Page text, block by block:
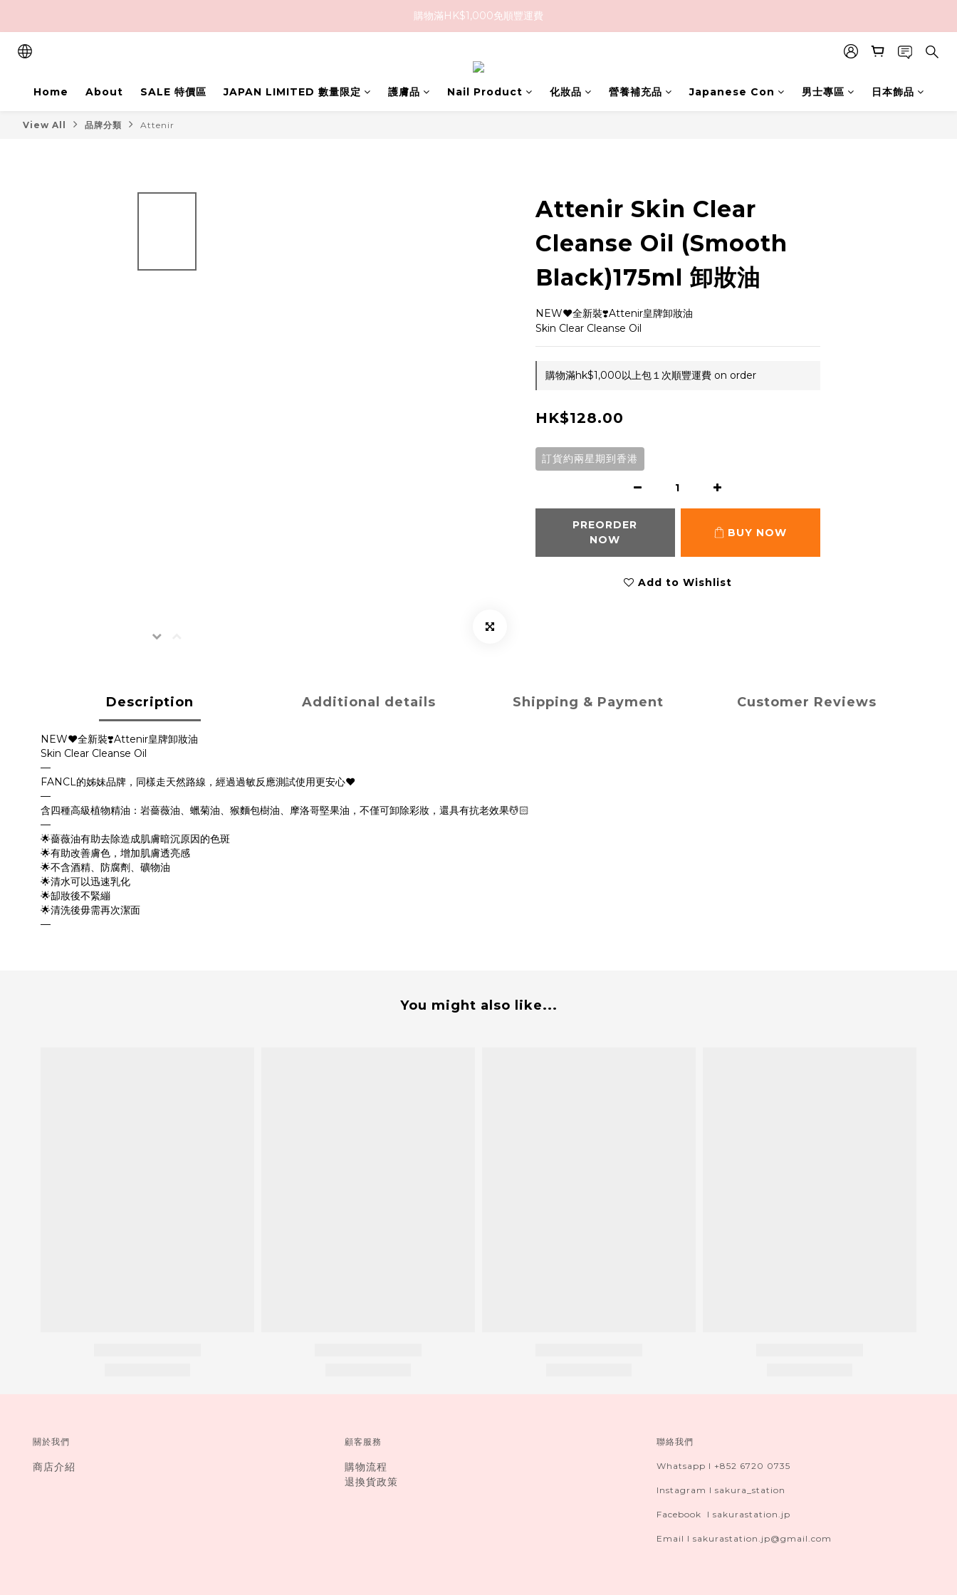
購物滿HK$1,000免順豐運費
購物滿HK$1,000免順豐運費
Home
About SALE 特價區 JAPAN LIMITED 數量限定 護膚品 Nail Product 化妝品 營養補充品 Japanese Con 男士專區 日本飾品
View All 品牌分類 Attenir
Attenir Skin Clear
Cleanse Oil (Smooth
Black)175ml 卸妝油
NEW❤️全新裝❣️Attenir皇牌卸妝油
Skin Clear Cleanse Oil
購物滿hk$1,000以上包１次順豐運費 on order
HK$128.00
訂貨約兩星期到香港
PREORDER
NOW
BUY NOW
Add to Wishlist
Description Additional details Shipping & Payment Customer Reviews
NEW❤️全新裝❣️Attenir皇牌卸妝油
Skin Clear Cleanse Oil
—
FANCL的姊妹品牌，同樣走天然路線，經過過敏反應測試使用更安心♥️
—
含四種高級植物精油：岩薔薇油、蠟菊油、猴麵包樹油、摩洛哥堅果油，不僅可卸除彩妝，還具有抗老效果💆🏻
—
🌟薔薇油有助去除造成肌膚暗沉原因的色斑
🌟有助改善膚色，增加肌膚透亮感
🌟不含酒精、防腐劑、礦物油
🌟清水可以迅速乳化
🌟缷妝後不緊繃
🌟清洗後毋需再次潔面
—
You might also like...
關於我們
商店介紹
顧客服務
購物流程
退換貨政策
聯絡我們
Whatsapp I +852 6720 0735
Instagram I sakura_station
Facebook I sakurastation.jp
Email I sakurastation.jp@gmail.com